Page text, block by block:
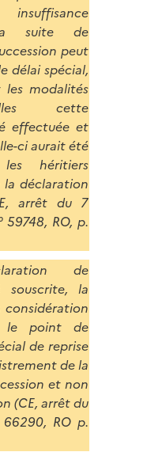
suite de
peut
délai spécial,
les modalités
cette
effectuée et
ci aurait été
héritiers
déclaration
arrêt du 7
59748, RO, p.
de
souscrite, la
le point de
de reprise
de la
et non
(CE, arrêt du
RO p.